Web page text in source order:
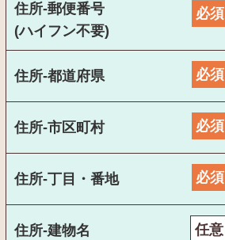
住所-郵便番号
(ハイフン不要)
必須
住所-都道府県 必須
住所-市区町村 必須
住所-丁目・番地 必須
住所-建物名 任意